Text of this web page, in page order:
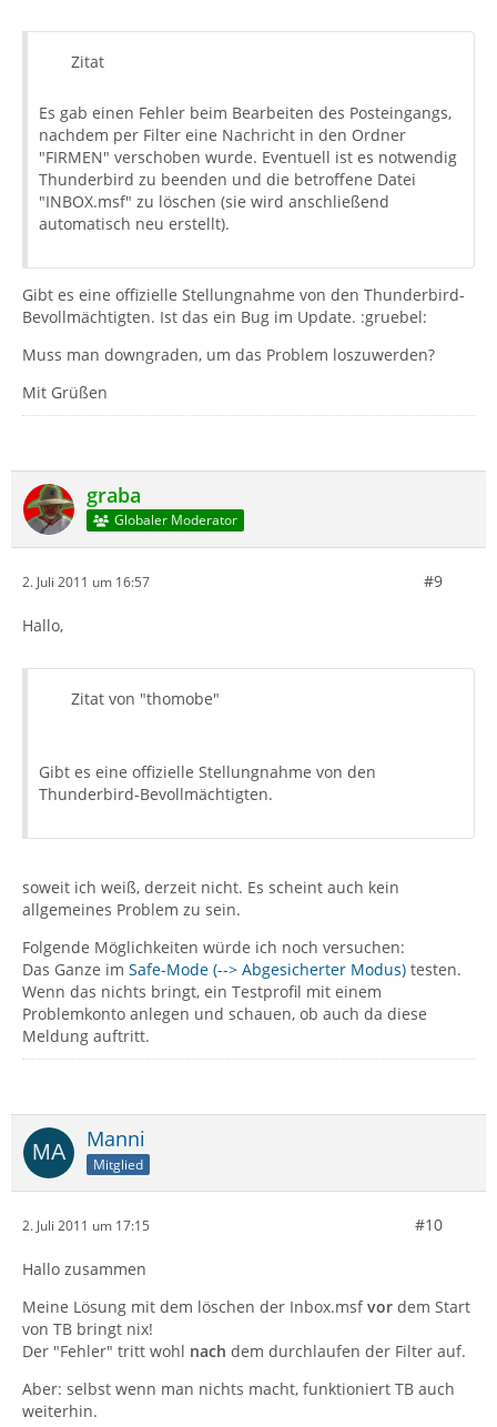
Zitat
Es gab einen Fehler beim Bearbeiten des Posteingangs,
nachdem per Filter eine Nachricht in den Ordner
"FIRMEN" verschoben wurde. Eventuell ist es notwendig
Thunderbird zu beenden und die betroffene Datei
"INBOX.msf" zu löschen (sie wird anschließend
automatisch neu erstellt).
Gibt es eine offizielle Stellungnahme von den Thunderbird-
Bevollmächtigten. Ist das ein Bug im Update. :gruebel:
Muss man downgraden, um das Problem loszuwerden?
Mit Grüßen
graba
Globaler Moderator
2. Juli 2011 um 16:57 #9
Hallo,
Zitat von "thomobe"
Gibt es eine offizielle Stellungnahme von den
Thunderbird-Bevollmächtigten.
soweit ich weiß, derzeit nicht. Es scheint auch kein
allgemeines Problem zu sein.
Folgende Möglichkeiten würde ich noch versuchen:
Das Ganze im Safe-Mode (--> Abgesicherter Modus) testen.
Wenn das nichts bringt, ein Testprofil mit einem
Problemkonto anlegen und schauen, ob auch da diese
Meldung auftritt.
Manni
Mitglied
2. Juli 2011 um 17:15 #10
Hallo zusammen
Meine Lösung mit dem löschen der Inbox.msfvor dem Start
von TB bringt nix!
Der "Fehler" tritt wohl nach dem durchlaufen der Filter auf.
Aber: selbst wenn man nichts macht, funktioniert TB auch
weiterhin.